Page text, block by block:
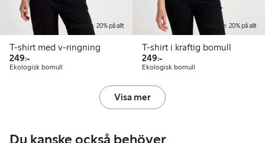
Medlem: 20% på allt
T-shirt med v-ringning
249:-249,00 kr
Ekologisk bomull
Medlem: 20% på allt
T-shirt i kraftig bomull
249:-249,00 kr
Ekologisk bomull
Visa mer
Du kanske också behöver